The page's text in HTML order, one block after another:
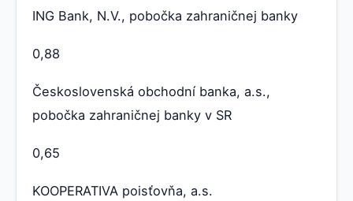
ING Bank, N.V., pobočka zahraničnej banky
0,88
Československá obchodní banka, a.s.,
pobočka zahraničnej banky v SR
0,65
KOOPERATIVA poisťovňa, a.s.